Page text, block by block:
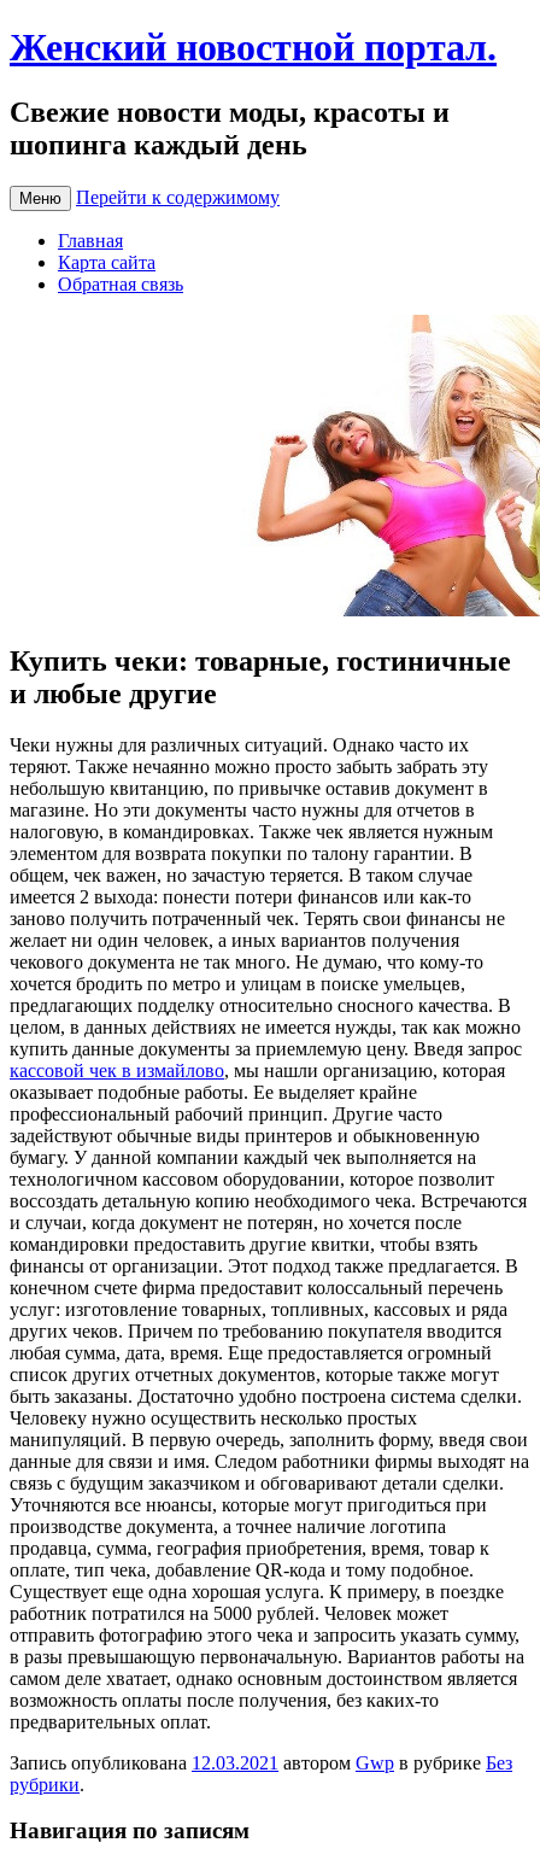
Женский новостной портал.
Свежие новости моды, красоты и
шопинга каждый день
Меню Перейти к содержимому
Главная
Карта сайта
Обратная связь
Купить чеки: товарные, гостиничные
и любые другие
Чeки нужны для рaзличныx ситуaций. Однако часто их
теряют. Также нечаянно можно просто забыть забрать эту
небольшую квитанцию, по привычке оставив документ в
магазине. Но эти документы часто нужны для отчетов в
налоговую, в командировках. Также чек является нужным
элементом для возврата покупки по талону гарантии. В
общем, чек важен, но зачастую теряется. В таком случае
имеется 2 выхода: понести потери финансов или как-то
заново получить потраченный чек. Терять свои финансы не
желает ни один человек, а иных вариантов получения
чекового документа не так много. Не думаю, что кому-то
хочется бродить по метро и улицам в поиске умельцев,
предлагающих подделку относительно сносного качества. В
целом, в данных действиях не имеется нужды, так как можно
купить данные документы за приемлемую цену. Введя запрос
кассовой чек в измайлово, мы нашли организацию, которая
оказывает подобные работы. Ее выделяет крайне
профессиональный рабочий принцип. Другие часто
задействуют обычные виды принтеров и обыкновенную
бумагу. У данной компании каждый чек выполняется на
технологичном кассовом оборудовании, которое позволит
воссоздать детальную копию необходимого чека. Встречаются
и случаи, когда документ не потерян, но хочется после
командировки предоставить другие квитки, чтобы взять
финансы от организации. Этот подход также предлагается. В
конечном счете фирма предоставит колоссальный перечень
услуг: изготовление товарных, топливных, кассовых и ряда
других чеков. Причем по требованию покупателя вводится
любая сумма, дата, время. Еще предоставляется огромный
список других отчетных документов, которые также могут
быть заказаны. Достаточно удобно построена система сделки.
Человеку нужно осуществить несколько простых
манипуляций. В первую очередь, заполнить форму, введя свои
данные для связи и имя. Следом работники фирмы выходят на
связь с будущим заказчиком и обговаривают детали сделки.
Уточняются все нюансы, которые могут пригодиться при
производстве документа, а точнее наличие логотипа
продавца, сумма, география приобретения, время, товар к
оплате, тип чека, добавление QR-кода и тому подобное.
Существует еще одна хорошая услуга. К примеру, в поездке
работник потратился на 5000 рублей. Человек может
отправить фотографию этого чека и запросить указать сумму,
в разы превышающую первоначальную. Вариантов работы на
самом деле хватает, однако основным достоинством является
возможность оплаты после получения, без каких-то
предварительных оплат.
Запись опубликована 12.03.2021 автором Gwp в рубрике Без
рубрики.
Навигация по записям